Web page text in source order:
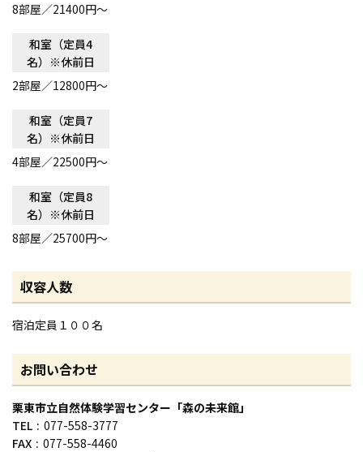
8部屋／21400円〜
和室（定員4
名）※休前日
2部屋／12800円〜
和室（定員7
名）※休前日
4部屋／22500円〜
和室（定員8
名）※休前日
8部屋／25700円〜
収容人数
宿泊定員１００名
お問い合わせ
栗東市立自然体験学習センター「森の未来館」
TEL
077-558-3777
FAX
077-558-4460